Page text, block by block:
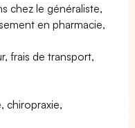
chez le généraliste,
en pharmacie,
frais de transport,
chiropraxie,